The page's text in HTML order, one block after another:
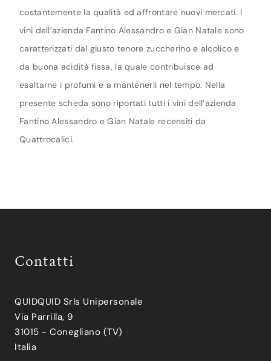
costantemente la qualità ed affrontare nuovi mercati. I
vini dell’azienda Fantino Alessandro e Gian Natale sono
caratterizzati dal giusto tenore zuccherino e alcolico e
da buona acidità fissa, la quale contribuisce ad
esaltarne i profumi e a mantenerli nel tempo. Nella
presente scheda sono riportati tutti i vini dell’azienda
Fantino Alessandro e Gian Natale recensiti da
Quattrocalici.
Contatti
QUIDQUID Srls Unipersonale
Via Parrilla, 9
31015 - Conegliano (TV)
Italia